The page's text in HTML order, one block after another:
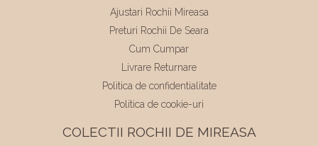
Ajustari Rochii Mireasa
Preturi Rochii De Seara
Cum Cumpar
Livrare Returnare
Politica de confidentialitate
Politica de cookie-uri
COLECTII ROCHII DE MIREASA